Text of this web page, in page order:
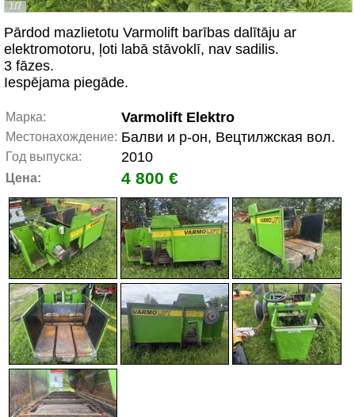
1/7
Pārdod mazlietotu Varmolift barības dalītāju ar
elektromotoru, ļoti labā stāvoklī, nav sadilis.
3 fāzes.
Iespējama piegāde.
Марка: Varmolift Elektro
Местонахождение: Балви и р-он, Вецтилжская вол.
Год выпуска: 2010
Цена: 4 800 €